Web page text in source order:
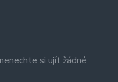
si ujít žádné